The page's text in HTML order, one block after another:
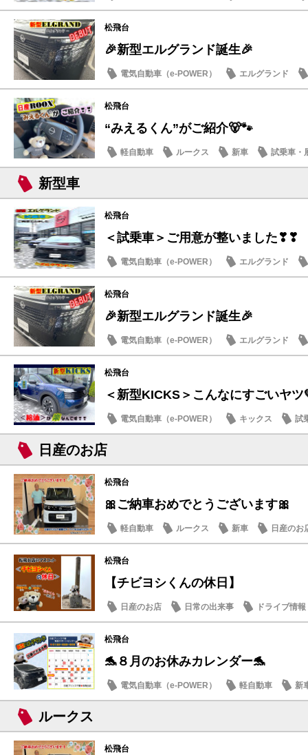
日産のお店
松飛台
🎉新型エルグランド誕生🎉
電気自動車（e-POWER）
エルグランド
日産のお店
松飛台
“みえるくん”がご紹介🐻🐾
軽自動車 ルークス 新車 試乗車・
新型車
松飛台
＜試乗車＞ご用意が整いました❣❣
電気自動車（e-POWER）
エルグランド
日産のお店
松飛台
🎉新型エルグランド誕生🎉
電気自動車（e-POWER）
エルグランド
日産のお店
松飛台
＜新型KICKS＞こんなにすごいヤツ
電気自動車（e-POWER） キックス
試
日産のお店
日産のお店
松飛台
🎀ご納車おめでとうございます🎀
軽自動車 ルークス 新車 日産のお
松飛台
【チビヨシくんの休日】
日産のお店 日常の出来事 ドライブ情報
松飛台
🐬８月のお休みカレンダー🐬
電気自動車（e-POWER） 軽自動車
新
日産のお店
ルークス
松飛台